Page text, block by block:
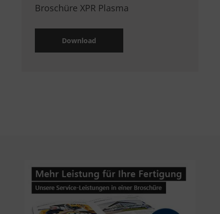
Broschüre XPR Plasma
Download